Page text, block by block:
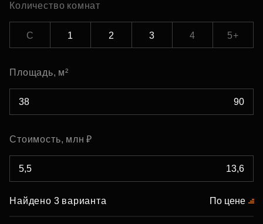
Количество комнат
С 1 2 3 4 5+
Площадь, м²
Стоимость, млн ₽
Найдено 3 варианта По цене